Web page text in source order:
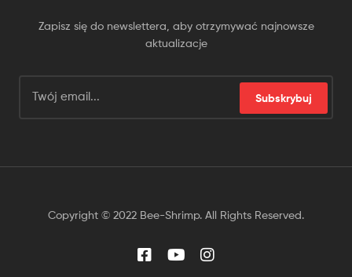
Zapisz się do newslettera, aby otrzymywać najnowsze
aktualizacje
Subskrybuj
Copyright © 2022 Bee-Shrimp. All Rights Reserved.